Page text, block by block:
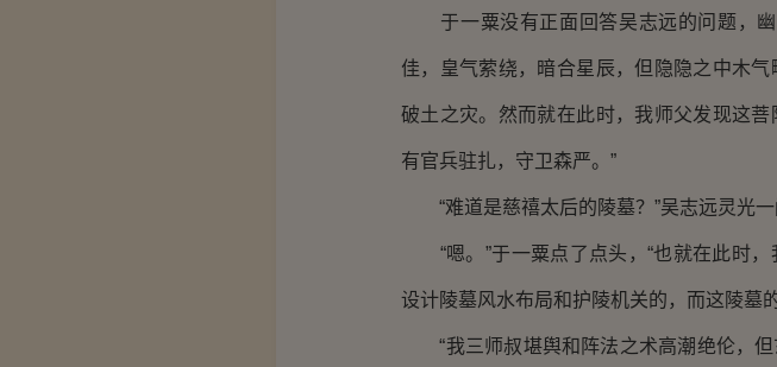
于一粟没有正面回答吴志远的问题，幽
佳，皇气萦绕，暗合星辰，但隐隐之中木
破土之灾。然而就在此时，我师父发现这
有官兵驻扎，守卫森严。”
“难道是慈禧太后的陵墓？”吴志远灵光一
“嗯。”于一粟点了点头，“也就在此时，
设计陵墓风水布局和护陵机关的，而这陵墓
“我三师叔堪舆和阵法之术高潮绝伦，但